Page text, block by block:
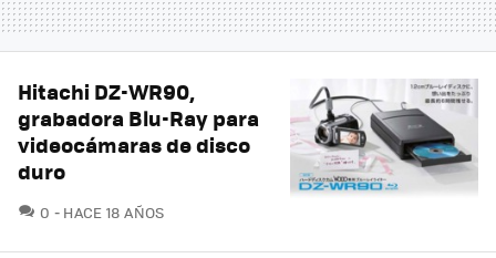
Hitachi DZ-WR90,
grabadora Blu-Ray para
videocámaras de disco
duro
0 COMENTARIOS
HACE 18 AÑOS